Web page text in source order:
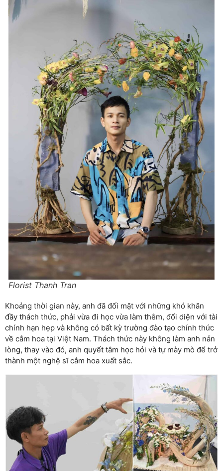
Florist Thanh Tran
Khoảng thời gian này, anh đã đối mặt với những khó khăn
đầy thách thức, phải vừa đi học vừa làm thêm, đối diện với tài
chính hạn hẹp và không có bất kỳ trường đào tạo chính thức
về cắm hoa tại Việt Nam. Thách thức này không làm anh nản
lòng, thay vào đó, anh quyết tâm học hỏi và tự mày mò để trở
thành một nghệ sĩ cắm hoa xuất sắc.